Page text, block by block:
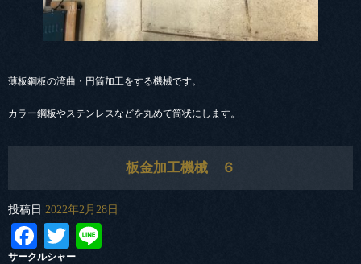
薄板鋼板の湾曲・円筒加工をする機械です。
カラー鋼板やステンレスなどを丸めて筒状にします。
板金加工機械 ６
投稿日 2022年2月28日
Facebook
Twitter
サークルシャー